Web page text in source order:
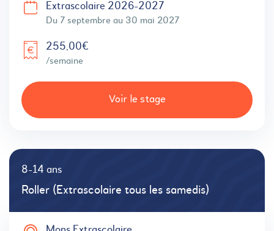
Extrascolaire 2026-2027
Du 7 septembre au 30 mai 2027
255,00€
/semaine
Voir le stage
8-14 ans
Roller (Extrascolaire tous les samedis)